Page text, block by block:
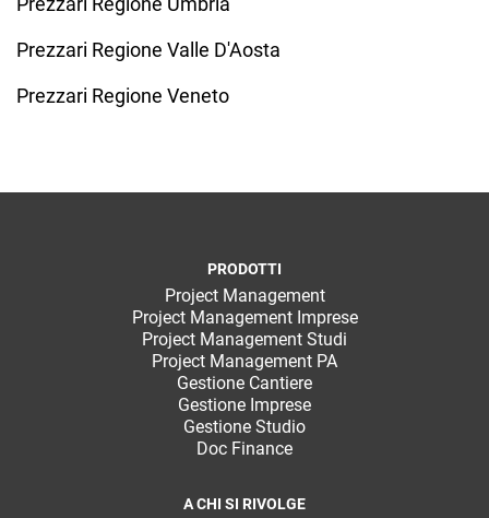
Prezzari Regione Valle D'Aosta
Prezzari Regione Veneto
PRODOTTI
Project Management
Project Management Imprese
Project Management Studi
Project Management PA
Gestione Cantiere
Gestione Imprese
Gestione Studio
Doc Finance
A CHI SI RIVOLGE